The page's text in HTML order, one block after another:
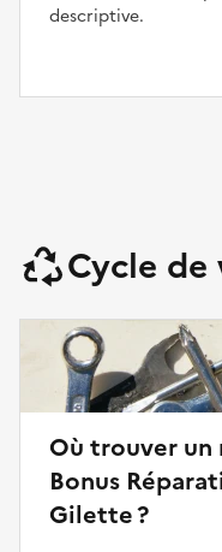
descriptive.
Cycle de
Où trouver un
Bonus
Gilette ?